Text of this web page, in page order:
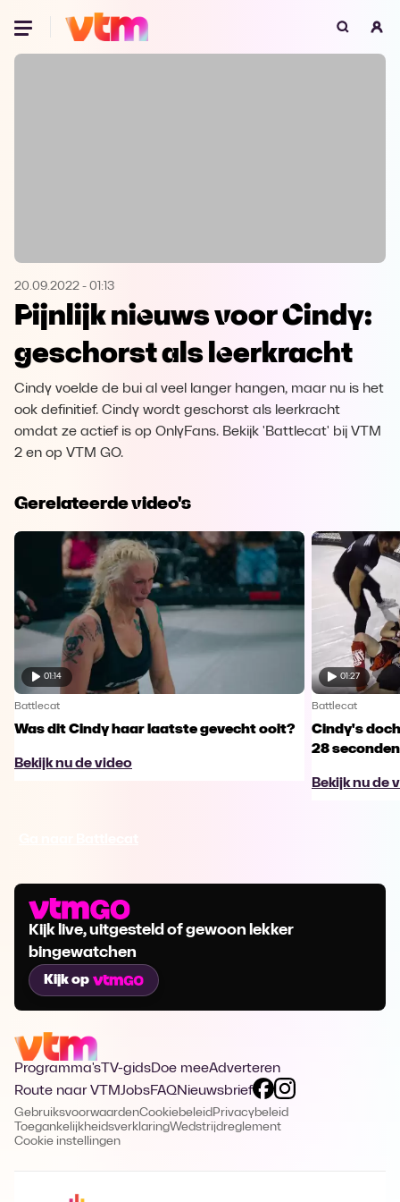
Oeps, browser niet ondersteund
Microsoft Edge Download
Opera Download
20.09.2022 - 01:13
Pijnlijk nieuws voor Cindy:
geschorst als leerkracht
Cindy voelde de bui al veel langer hangen, maar nu is het
ook definitief. Cindy wordt geschorst als leerkracht
omdat ze actief is op OnlyFans. Bekijk 'Battlecat' bij VTM
2 en op VTM GO.
Gerelateerde video's
01:14
Battlecat
Was dit Cindy haar laatste gevecht ooit?
Bekijk nu de video
01:27
Battlecat
Cindy's
28 seconden
Bekijk nu de
Kijk live, uitgesteld of gewoon lekker
bingewatchen
Kijk op
Programma's TV-gidsDoe meeAdverteren
Route naar VTMJobsFAQNieuwsbrief
GebruiksvoorwaardenCookiebeleid Privacybeleid
ToegankelijkheidsverklaringWedstrijdreglement
Cookie instellingen